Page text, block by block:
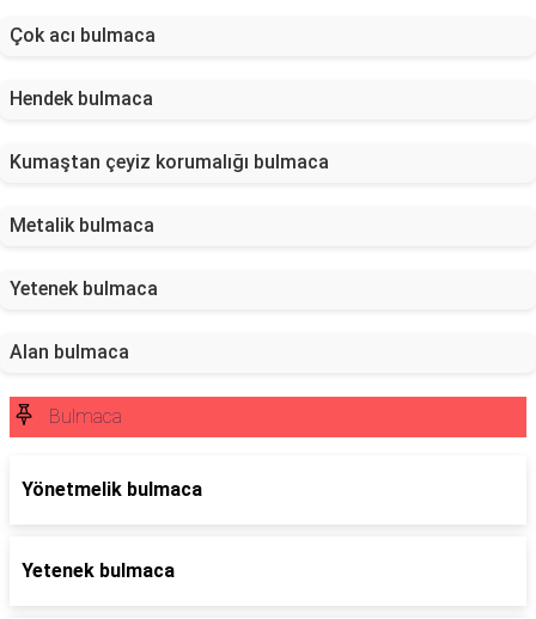
Çok acı bulmaca
Hendek bulmaca
Kumaştan çeyiz korumalığı bulmaca
Metalik bulmaca
Yetenek bulmaca
Alan bulmaca
Bulmaca
Yönetmelik bulmaca
Yetenek bulmaca